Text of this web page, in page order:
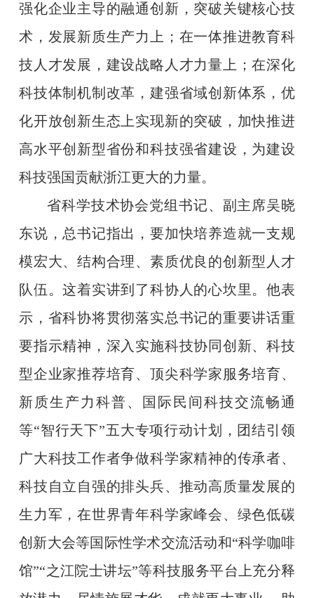
强化企业主导的融通创新，突破关键核心技
术，发展新质生产力上；在一体推进教育科
技人才发展，建设战略人才力量上；在深化
科技体制机制改革，建强省域创新体系，优
化开放创新生态上实现新的突破，加快推进
高水平创新型省份和科技强省建设，为建设
科技强国贡献浙江更大的力量。
省科学技术协会党组书记、副主席吴晓
东说，总书记指出，要加快培养造就一支规
模宏大、结构合理、素质优良的创新型人才
队伍。这着实讲到了科协人的心坎里。他表
示，省科协将贯彻落实总书记的重要讲话重
要指示精神，深入实施科技协同创新、科技
型企业家推荐培育、顶尖科学家服务培育、
新质生产力科普、国际民间科技交流畅通
等“智行天下”五大专项行动计划，团结引领
广大科技工作者争做科学家精神的传承者、
科技自立自强的排头兵、推动高质量发展的
生力军，在世界青年科学家峰会、绿色低碳
创新大会等国际性学术交流活动和“科学咖啡
馆”“之江院士讲坛”等科技服务平台上充分释